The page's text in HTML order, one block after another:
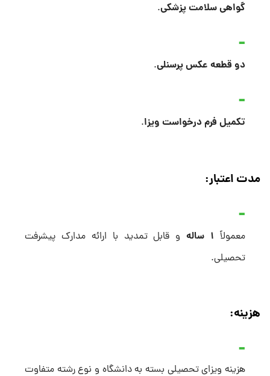
گواهی سلامت پزشکی.
دو قطعه عکس پرسنلی.
تکمیل فرم درخواست ویزا.
مدت اعتبار:
معمولاً ۱ ساله
و قابل تمدید با ارائه مدارک پیشرفت
تحصیلی.
هزینه:
هزینه ویزای تحصیلی بسته به دانشگاه و نوع رشته متفاوت